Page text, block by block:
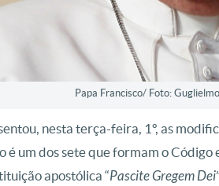
Papa Francisco/ Foto:
nesta terça-feira, 1º, as
é um dos sete que formam o Código
apostólica “Pascite Gregem Dei